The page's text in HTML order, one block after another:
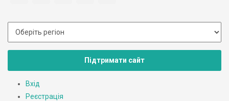
Підтримати сайт
Вхід
Реєстрація